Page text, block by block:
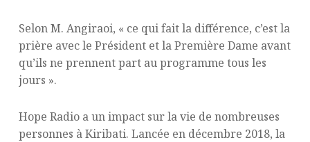
Selon M. Angiraoi, « ce qui fait la différence, c’est la
prière avec le Président et la Première Dame avant
qu’ils ne prennent part au programme tous les
jours ».
Hope Radio a un impact sur la vie de nombreuses
personnes à Kiribati. Lancée en décembre 2018, la